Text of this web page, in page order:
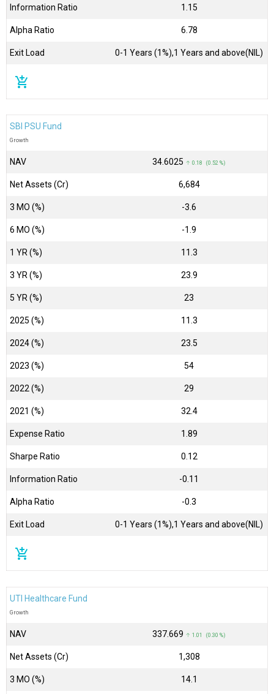
Information Ratio 1.15
Alpha Ratio 6.78
Exit Load 0-1 Years (1%),1 Years and above(NIL)
add_shopping_cart
SBI PSU Fund
Growth
NAV ₹34.6025 ↑ 0.18 (0.52 %)
Net Assets (Cr) ₹6,684
3 MO (%) -3.6
6 MO (%) -1.9
1 YR (%) 11.3
3 YR (%) 23.9
5 YR (%) 23
2025 (%) 11.3
2024 (%) 23.5
2023 (%) 54
2022 (%) 29
2021 (%) 32.4
Expense Ratio 1.89
Sharpe Ratio 0.12
Information Ratio -0.11
Alpha Ratio -0.3
Exit Load 0-1 Years (1%),1 Years and above(NIL)
add_shopping_cart
UTI Healthcare Fund
Growth
NAV ₹337.669 ↑ 1.01 (0.30 %)
Net Assets (Cr) ₹1,308
3 MO (%) 14.1